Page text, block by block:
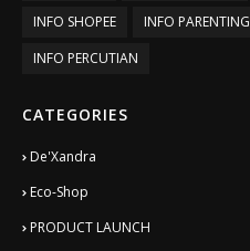
INFO SHOPEE
INFO PARENTING
INFO PERCUTIAN
CATEGORIES
De'Xandra
Eco-Shop
PRODUCT LAUNCH